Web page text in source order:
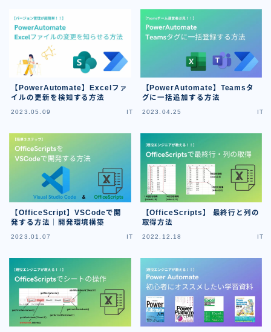
【PowerAutomate】Excelファ
イルの更新を検知する方法
2023.05.09 IT
【PowerAutomate】Teamsタ
グに一括追加する方法
2023.04.25 IT
【OfficeScript】VSCodeで開
発する方法｜開発環境構築
2023.01.07 IT
【OfficeScripts】 最終行と列の
取得方法
2022.12.18 IT